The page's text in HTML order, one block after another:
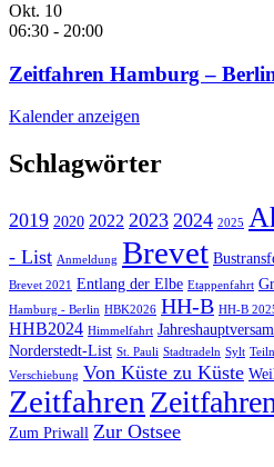
Okt. 10
06:30 - 20:00
Zeitfahren Hamburg –
Kalender anzeigen
Schlagwörter
2019 2020 2022 2023 2024 2025
- List Anmeldung Brevet
Brevet 2021 Entlang der Elbe Etappenfahrt
Hamburg - Berlin HBK2026 HH-B HH-B
HHB2024 Himmelfahrt
Norderstedt-List St. Pauli Stadtradeln Sylt
Verschiebung Von Küste zu Küste
Zeitfahren
Zum Priwall Zur Ostsee